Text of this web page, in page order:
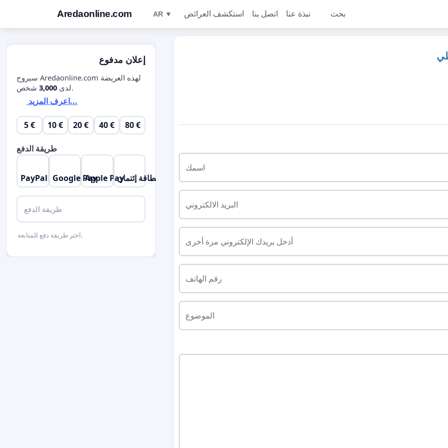
Aredaonline.com AR ▼ استكشف العرائض اتصل بنا نبذة عنا بحث
اسمك
البريد الالكتروني
أدخل بريدك الإلكتروني مرة أخرى
رقم الهاتف
الموضوع
إعلان مدفوع
سيروج Aredaonline.com لهذه العريضة
لدى 3,000 شخص.
اعرف المزيد...
5 € 10 € 20 € 40 € 80 €
طريقة الدفع
PayPal Google PayApple Payبطاقة إئتمان
طريقة الدفع
اختر طريقة دفع للمتابعة.